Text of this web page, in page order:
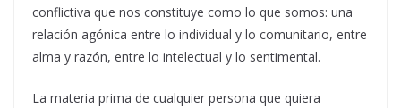
conflictiva que nos constituye como lo que somos: una
relación agónica entre lo individual y lo comunitario, entre
alma y razón, entre lo intelectual y lo sentimental.
La materia prima de cualquier persona que quiera